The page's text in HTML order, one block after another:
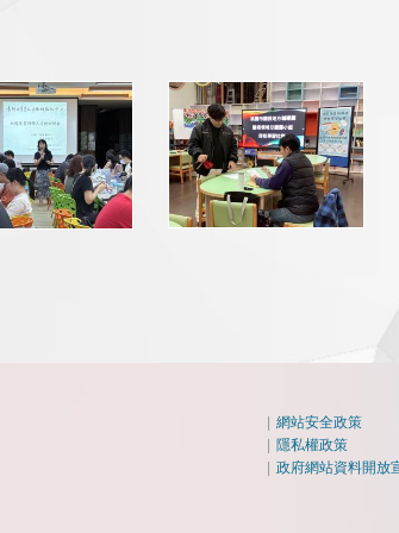
|網站安全政策
|隱私權政策
|政府網站資料開放